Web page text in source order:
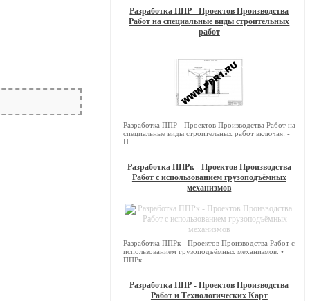
Разработка ППР - Проектов Производства
Работ на специальные виды строительных
работ
Разработка ППР - Проектов Производства Работ на
специальные виды строительных работ включая: -
П...
Разработка ППРк - Проектов Производства
Работ с использованием грузоподъёмных
механизмов
Разработка ППРк - Проектов Производства Работ с
использованием грузоподъёмных механизмов. •
ППРк...
Разработка ППР - Проектов Производства
Работ и Технологических Карт